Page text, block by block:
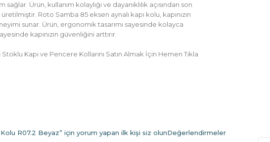
Ürün, kullanım kolaylığı ve dayanıklılık açısından son
Roto Samba 85 eksen aynalı kapı kolu, kapınızın
sunar. Ürün, ergonomik tasarımı sayesinde kolayca
kapınızın güvenliğini arttırır.
Stoklu Kapı ve Pencere Kollarını Satın Almak İçin Hemen Tıkla
Değerlendirmeler
R07.2 Beyaz” için yorum yapan ilk kişi siz olun